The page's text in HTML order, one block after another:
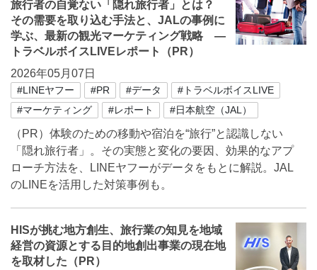
旅行者の自覚ない「隠れ旅行者」とは？
その需要を取り込む手法と、JALの事例に
学ぶ、最新の観光マーケティング戦略 ―
トラベルボイスLIVEレポート（PR）
2026年05月07日
#LINEヤフー #PR #データ
#トラベルボイスLIVE
#マーケティング
#レポート #日本航空（JAL）
（PR）体験のための移動や宿泊を“旅行”と認識しない
「隠れ旅行者」。その実態と変化の要因、効果的なアプ
ローチ方法を、LINEヤフーがデータをもとに解説。JAL
のLINEを活用した対策事例も。
HISが挑む地方創生、旅行業の知見を地域
経営の資源とする目的地創出事業の現在地
を取材した（PR）